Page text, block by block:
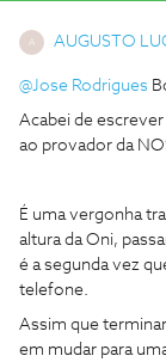
A AUGUSTO
@Jose Rodrigues
Acabei de
ao provador da
É uma vergonha
altura da Oni,
é a segunda vez
telefone.
Assim que
em mudar para